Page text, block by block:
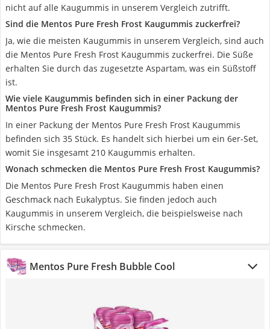
nicht auf alle Kaugummis in unserem Vergleich zutrifft.
Sind die Mentos Pure Fresh Frost Kaugummis zuckerfrei?
Ja, wie die meisten Kaugummis in unserem Vergleich, sind auch
die Mentos Pure Fresh Frost Kaugummis zuckerfrei. Die Süße
erhalten Sie durch das zugesetzte Aspartam, was ein Süßstoff
ist.
Wie viele Kaugummis befinden sich in einer Packung der
Mentos Pure Fresh Frost Kaugummis?
In einer Packung der Mentos Pure Fresh Frost Kaugummis
befinden sich 35 Stück. Es handelt sich hierbei um ein 6er-Set,
womit Sie insgesamt 210 Kaugummis erhalten.
Wonach schmecken die Mentos Pure Fresh Frost Kaugummis?
Die Mentos Pure Fresh Frost Kaugummis haben einen
Geschmack nach Eukalyptus. Sie finden jedoch auch
Kaugummis in unserem Vergleich, die beispielsweise nach
Kirsche schmecken.
Mentos Pure Fresh Bubble Cool